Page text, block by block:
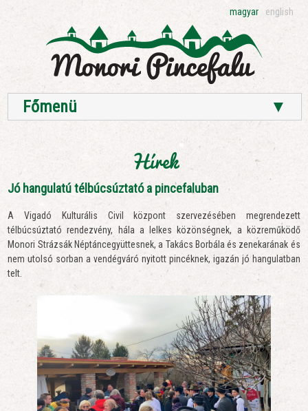
magyar english
Főmenü ▼
Hírek
Jó hangulatú télbúcsúztató a pincefaluban
A Vigadó Kulturális Civil központ szervezésében megrendezett
télbúcsúztató rendezvény, hála a lelkes közönségnek, a közreműködő
Monori Strázsák Néptáncegyüttesnek, a Takács Borbála és zenekarának és
nem utolsó sorban a vendégváró nyitott pincéknek, igazán jó hangulatban
telt.